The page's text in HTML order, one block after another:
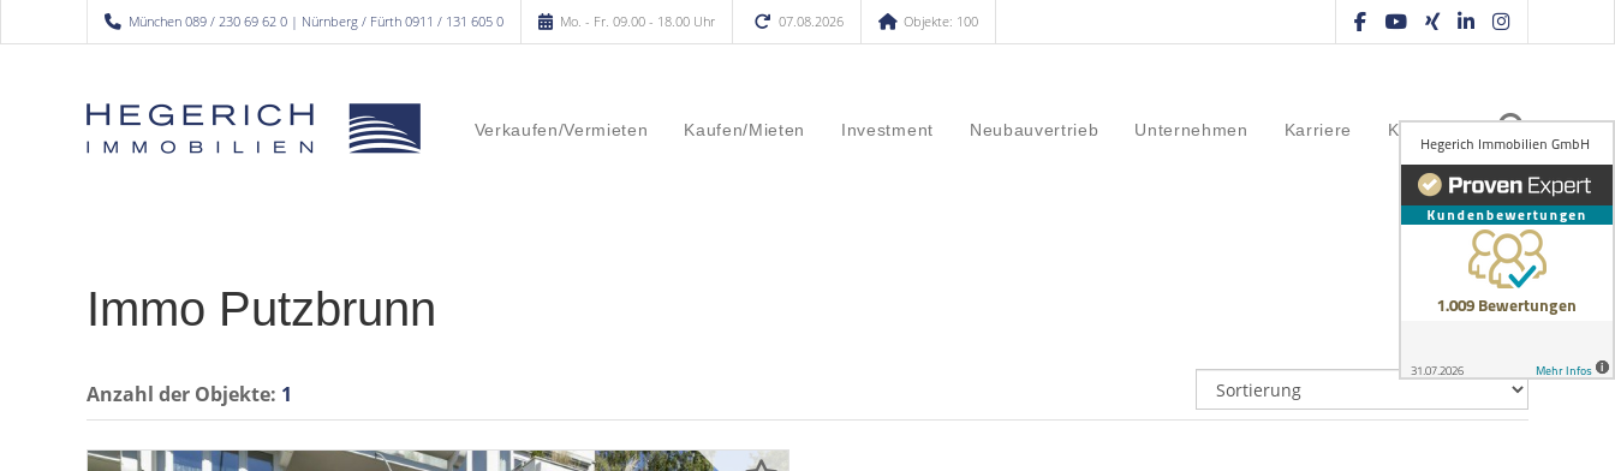
München 089 / 230 69 62 0 | Nürnberg / Fürth 0911 / 131 605 0 Mo. - Fr. 09.00 - 18.00 Uhr 07.08.2026 Objekte: 100
Verkaufen/Vermieten Kaufen/Mieten Investment Neubauvertrieb Unternehmen Karriere Kontakt
Immo Putzbrunn
Anzahl der Objekte: 1